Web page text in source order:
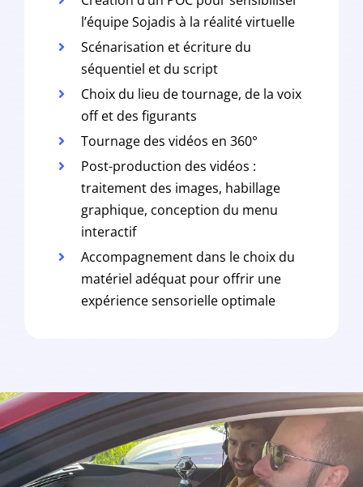
l’équipe Sojadis à la réalité virtuelle
Scénarisation et écriture du
séquentiel et du script
Choix du lieu de tournage, de la voix
off et des figurants
Tournage des vidéos en 360°
Post-production des vidéos :
traitement des images, habillage
graphique, conception du menu
interactif
Accompagnement dans le choix du
matériel adéquat pour offrir une
expérience sensorielle optimale